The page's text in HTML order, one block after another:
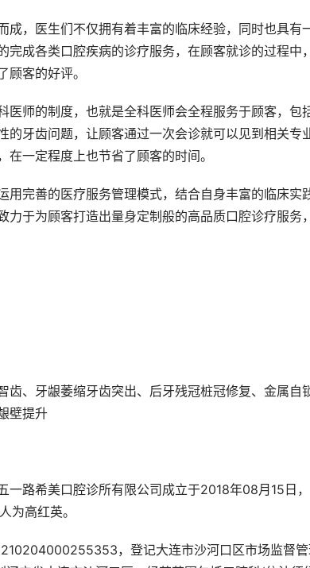
，医生们不仅拥有着丰富的临床经验，同时也具有
成各类口腔疾病的诊疗服务，在顾客就诊的过程中
客的好评。
师的制度，也就是全科医师会全程服务于顾客，包
牙齿问题，让顾客通过一次会诊就可以见到相关专
一定程度上也节省了顾客的时间。
用完善的医疗服务管理模式，结合自身丰富的临床实
于为顾客打造出量身定制般的高品质口腔诊疗服务
、牙龈萎缩牙齿突出、后牙残冠桩冠修复、金属自
壁提升
一路希美口腔诊所有限公司成立于2018年08月15日
为高红英。
，登记大连市沙河口区市场监督管